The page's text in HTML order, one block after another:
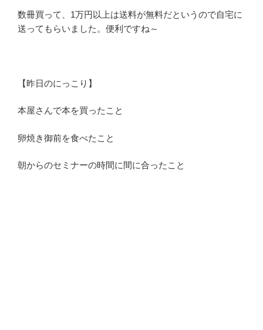
数冊買って、1万円以上は送料が無料だというので自宅に
送ってもらいました。便利ですね～
【昨日のにっこり】
本屋さんで本を買ったこと
卵焼き御前を食べたこと
朝からのセミナーの時間に間に合ったこと